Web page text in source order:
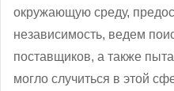
окружающую среду,
независимость, ведем
поставщиков, а также
могло случиться в этой